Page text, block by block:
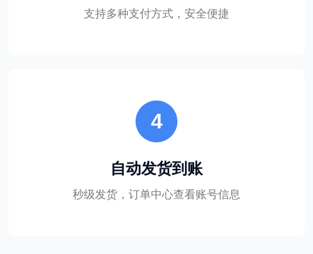
支持多种支付方式，安全便捷
4
自动发货到账
秒级发货，订单中心查看账号信息